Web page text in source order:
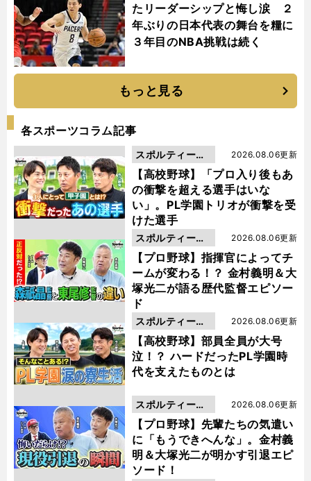
たリーダーシップと悔し涙 ２
年ぶりの日本代表の舞台を糧に
３年目のNBA挑戦は続く
もっと見る
各スポーツコラム記事
【高校野球】「プロ入り後もあ
の衝撃を超える選手はいな
い」。PL学園トリオが衝撃を受
けた選手
2026.08.06更新
スポルティーバ
動画
【プロ野球】指揮官によってチ
ームが変わる！？ 金村義明＆大
塚光二が語る歴代監督エピソー
ド
2026.08.06更新
スポルティーバ
動画
【高校野球】部員全員が大号
泣！？ ハードだったPL学園時
代を支えたものとは
2026.08.06更新
スポルティーバ
動画
【プロ野球】先輩たちの気遣い
に「もうできへんな」。金村義
明＆大塚光二が明かす引退エピ
ソード！
2026.08.06更新
スポルティーバ
動画